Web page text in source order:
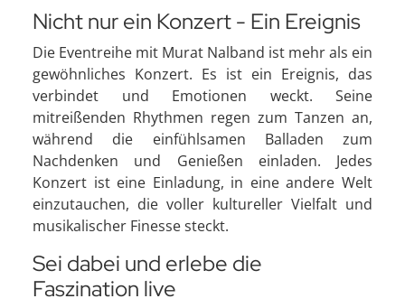
Nicht nur ein Konzert - Ein Ereignis
Die Eventreihe mit Murat Nalband ist mehr als ein
gewöhnliches Konzert. Es ist ein Ereignis, das
verbindet und Emotionen weckt. Seine
mitreißenden Rhythmen regen zum Tanzen an,
während die einfühlsamen Balladen zum
Nachdenken und Genießen einladen. Jedes
Konzert ist eine Einladung, in eine andere Welt
einzutauchen, die voller kultureller Vielfalt und
musikalischer Finesse steckt.
Sei dabei und erlebe die
Faszination live